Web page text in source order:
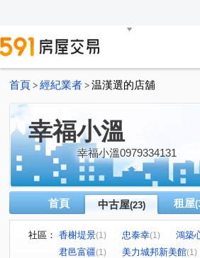
首頁 > 經紀業者 > 温漢選的店舖
幸福小溫
幸福小溫0979334131
首頁 中古屋(23) 租屋
社區： 香榭堤景(1) 忠泰幸(1) 鴻築
君邑富疆(1) 美力城邦新美館(1)